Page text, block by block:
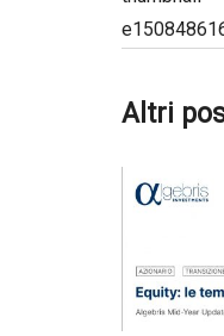
Altri